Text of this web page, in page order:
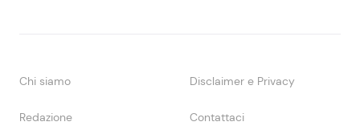
Chi siamo Disclaimer e Privacy
Redazione Contattaci